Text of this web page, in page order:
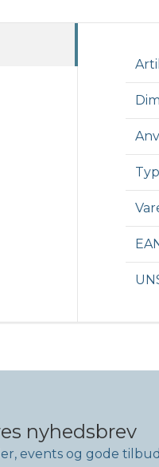
nyhedsbrev
events og gode tilbud